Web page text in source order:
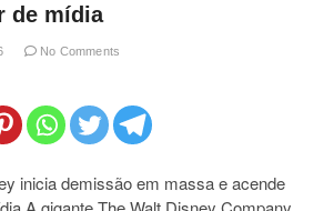
de mídia
No Comments
inicia demissão em massa e acende